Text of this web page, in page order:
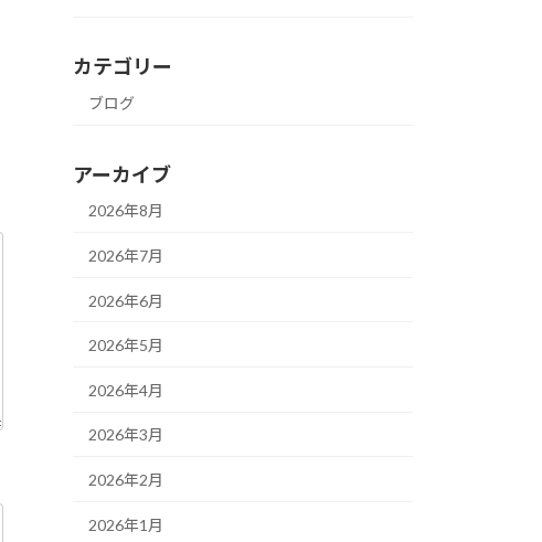
カテゴリー
ブログ
アーカイブ
2026年8月
2026年7月
2026年6月
2026年5月
2026年4月
2026年3月
2026年2月
2026年1月